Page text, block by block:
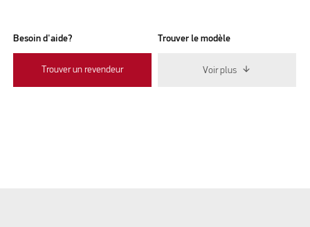
Besoin d'aide?
Trouver un revendeur
Trouver le modèle
Voir plus